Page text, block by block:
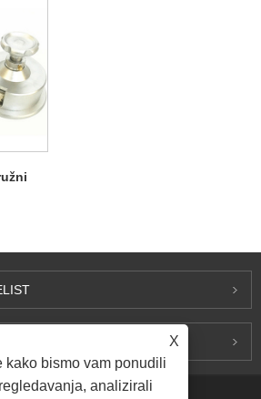
X
kako bismo vam ponudili
analizirali